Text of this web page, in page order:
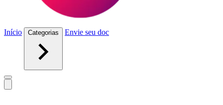
Início Categorias Envie seu doc